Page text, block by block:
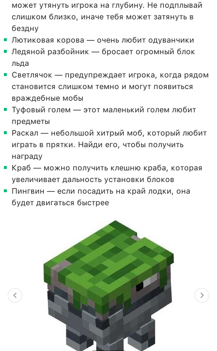
может утянуть игрока на глубину. Не подплывай
слишком близко, иначе тебя может затянуть в
бездну
Лютиковая корова — очень любит одуванчики
Ледяной разбойник — бросает огромный блок
льда
Светлячок — предупреждает игрока, когда рядом
становится слишком темно и могут появиться
враждебные мобы
Туфовый голем — этот маленький голем любит
предметы
Раскал — небольшой хитрый моб, который любит
играть в прятки. Найди его, чтобы получить
награду
Краб — можно получить клешню краба, которая
увеличивает дальность установки блоков
Пингвин — если посадить на край лодки, она
будет двигаться быстрее